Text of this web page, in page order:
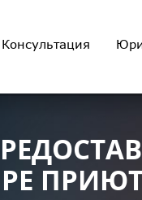
Консультация